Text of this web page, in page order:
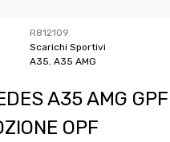
R812109
Scarichi Sportivi
A35, A35 AMG
A35 AMG
OPF